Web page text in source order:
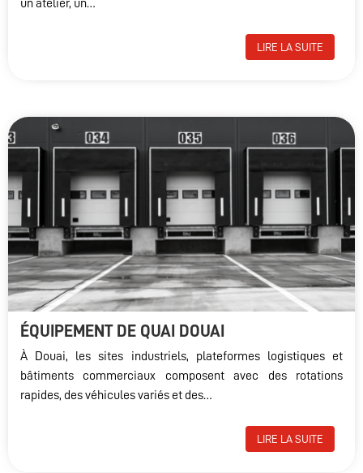
un atelier, un…
LIRE LA SUITE
ÉQUIPEMENT DE QUAI DOUAI
À Douai, les sites industriels, plateformes logistiques et
bâtiments commerciaux composent avec des rotations
rapides, des véhicules variés et des…
LIRE LA SUITE